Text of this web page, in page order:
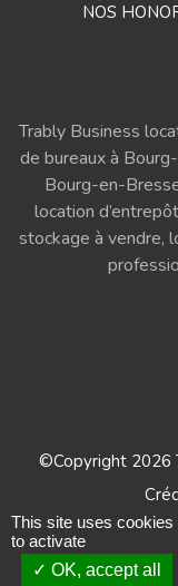
NOS
Trably Business
de bureaux à
Bourg-en-
location
stockage à vendre,
©Copyright 2026
This site uses
to activate
OK, accept all